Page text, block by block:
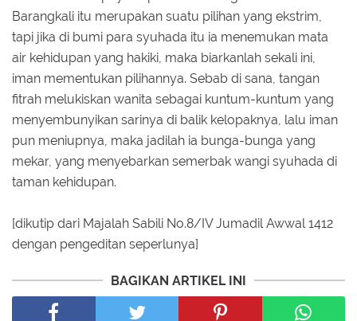
Barangkali itu merupakan suatu pilihan yang ekstrim,
tapi jika di bumi para syuhada itu ia menemukan mata
air kehidupan yang hakiki, maka biarkanlah sekali ini,
iman mementukan pilihannya. Sebab di sana, tangan
fitrah melukiskan wanita sebagai kuntum-kuntum yang
menyembunyikan sarinya di balik kelopaknya, lalu iman
pun meniupnya, maka jadilah ia bunga-bunga yang
mekar, yang menyebarkan semerbak wangi syuhada di
taman kehidupan.
[dikutip dari Majalah Sabili No.8/IV Jumadil Awwal 1412
dengan pengeditan seperlunya]
BAGIKAN ARTIKEL INI